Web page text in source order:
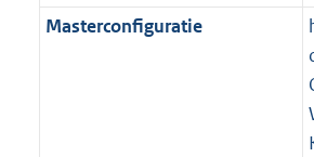
t
a
K 2
Masterconfiguratie